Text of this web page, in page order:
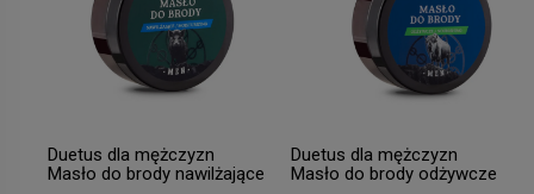
Duetus dla mężczyzn
Masło do brody nawilżające
Duetus dla mężczyzn
Masło do brody odżywcze